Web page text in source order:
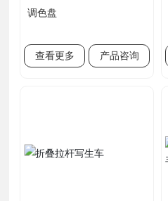
调色盘
查看更多 产品咨询